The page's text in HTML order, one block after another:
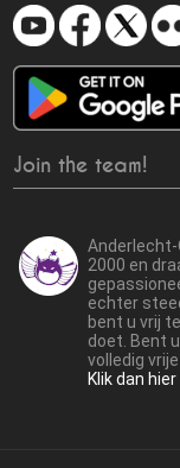
Join the team!
2000 en
echter
bent u vrij
doet. Bent
volledig
Klik dan